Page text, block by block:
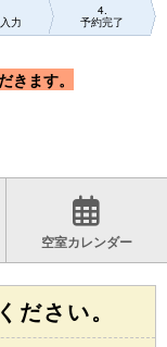
力
4
予約完了
ます。
空室カレンダー
ださい。